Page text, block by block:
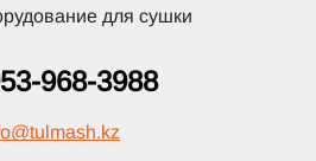
для сушки
968-3988
@tulmash.kz